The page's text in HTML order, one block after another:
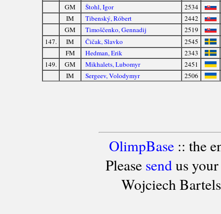
GM
Štohl, Igor
2534
IM
Tibenský, Róbert
2442
GM
Timoščenko, Gennadij
2519
147.
IM Čičak, Slavko
2545
FM
Hedman, Erik
2343
149.
GM Mikhalets, Lubomyr
2451
IM
Sergeev, Volodymyr 2506
OlimpBase:: the
Please sendus your
Wojciech